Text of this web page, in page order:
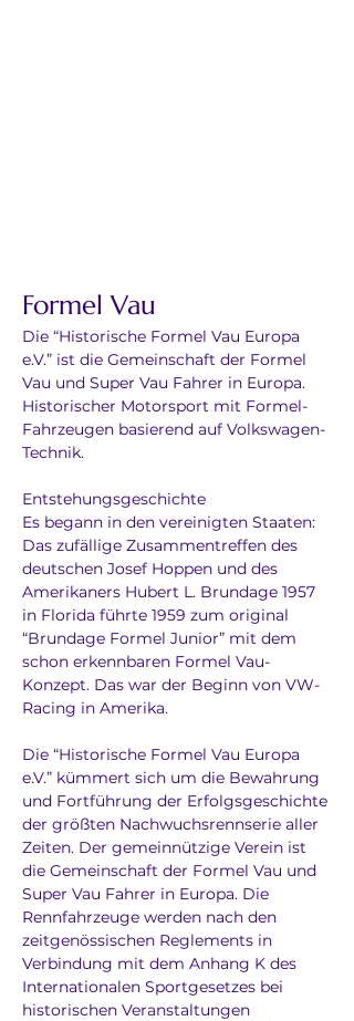
Formel Vau
Die “Historische Formel Vau Europa
e.V.” ist die Gemeinschaft der Formel
Vau und Super Vau Fahrer in Europa.
Historischer Motorsport mit Formel-
Fahrzeugen basierend auf Volkswagen-
Technik.
Entstehungsgeschichte
Es begann in den vereinigten Staaten:
Das zufällige Zusammentreffen des
deutschen Josef Hoppen und des
Amerikaners Hubert L. Brundage 1957
in Florida führte 1959 zum original
“Brundage Formel Junior” mit dem
schon erkennbaren Formel Vau-
Konzept. Das war der Beginn von VW-
Racing in Amerika.
Die “Historische Formel Vau Europa
e.V.” kümmert sich um die Bewahrung
und Fortführung der Erfolgsgeschichte
der größten Nachwuchsrennserie aller
Zeiten. Der gemeinnützige Verein ist
die Gemeinschaft der Formel Vau und
Super Vau Fahrer in Europa. Die
Rennfahrzeuge werden nach den
zeitgenössischen Reglements in
Verbindung mit dem Anhang K des
Internationalen Sportgesetzes bei
historischen Veranstaltungen